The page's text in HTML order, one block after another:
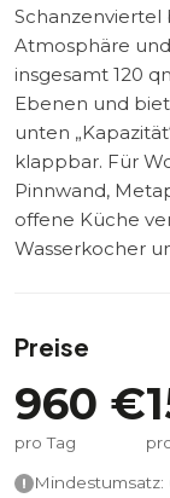
Schanzenviertel
Atmosphäre
insgesamt 120
Ebenen und
unten
klappbar. Für
Pinnwand,
offene Küche
Wasserkocher
Preise
960 €
pro Tag
Mindestumsatz: